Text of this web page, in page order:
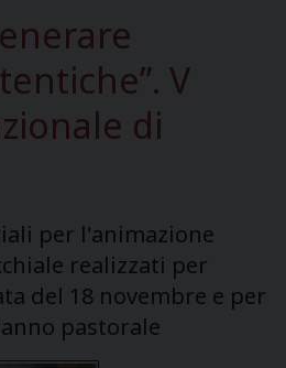
V
di
per l'animazione
realizzati per
del 18 novembre e per
pastorale